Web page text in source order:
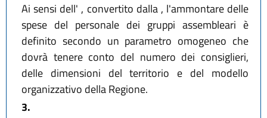
Ai sensi dell' , convertito dalla , l'ammontare delle
spese del personale dei gruppi assembleari è
definito secondo un parametro omogeneo che
dovrà tenere conto del numero dei consiglieri,
delle dimensioni del territorio e del modello
organizzativo della Regione.
3.